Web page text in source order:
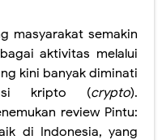
Berguna untuk Sesama!
Dipakai, Jangan Sampai Menyesal!
Thursday, 6 August
masyarakat semakin
aktivitas melalui
kini banyak diminati
kripto (crypto).
review Pintu:
di Indonesia, yang